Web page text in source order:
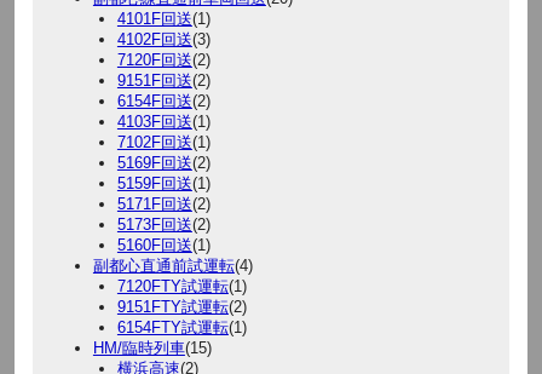
4101F回送(1)
4102F回送(3)
7120F回送(2)
9151F回送(2)
6154F回送(2)
4103F回送(1)
7102F回送(1)
5169F回送(2)
5159F回送(1)
5171F回送(2)
5173F回送(2)
5160F回送(1)
副都心直通前試運転(4)
7120FTY試運転(1)
9151FTY試運転(2)
6154FTY試運転(1)
HM/臨時列車(15)
横浜高速(2)